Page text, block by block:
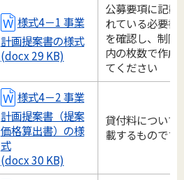
様式4－1 事業
計画提案書の様式
(docx 29 KB)
公募要項に記載
れている必要書
を確認し、制限
内の枚数で作成
てください
様式4－2 事業
計画提案書（提案
価格算出書）の様
式
(docx 30 KB)
貸付料について
載するものです